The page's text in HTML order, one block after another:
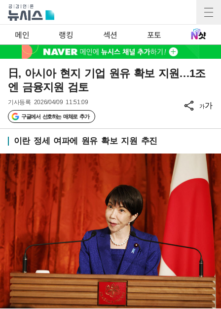
메인 랭킹 섹션 포토
日, 아시아 현지 기업 원유 확보 지원…1조
엔 금융지원 검토
기사등록 2026/04/09 11:51:09
구글에서 선호하는 매체로 추가
가가
이란 정세 여파에 원유 확보 지원 추진